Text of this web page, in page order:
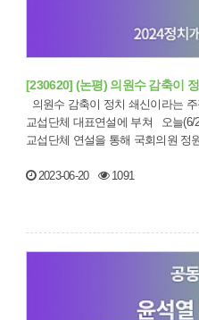
[230620] (논평) 의원수 감축이
교섭단체 대표연설에 부쳐 오늘(6/20), 국민의힘 김기현 대표는 본회의
교섭단체 연설을 통해 국회의원 정
2023-06-20 1091